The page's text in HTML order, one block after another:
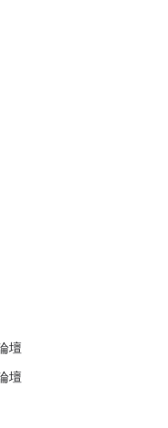
壇
壇